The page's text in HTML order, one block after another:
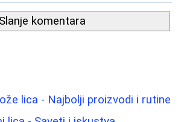
Slanje komentara
lica - Najbolji proizvodi i rutine